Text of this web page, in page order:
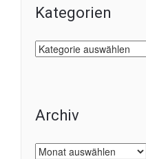
Kategorien
Kategorien
Archiv
Archiv